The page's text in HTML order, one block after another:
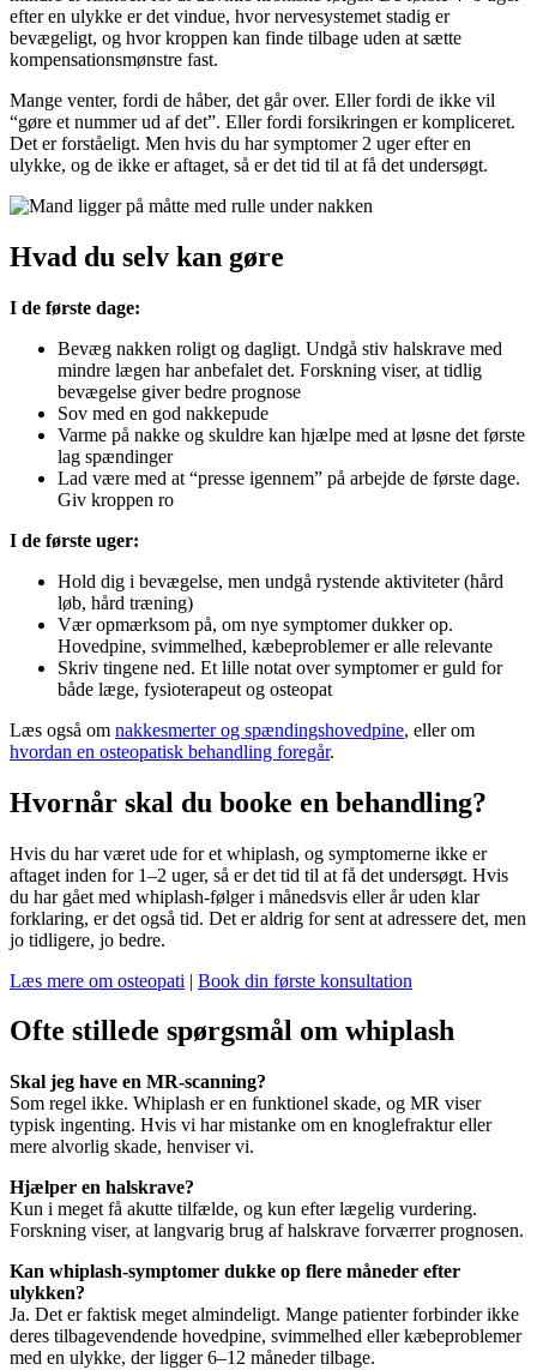
efter en ulykke er det vindue, hvor nervesystemet stadig er
bevægeligt, og hvor kroppen kan finde tilbage uden at sætte
kompensationsmønstre fast.
Mange venter, fordi de håber, det går over. Eller fordi de ikke vil
“gøre et nummer ud af det”. Eller fordi forsikringen er kompliceret.
Det er forståeligt. Men hvis du har symptomer 2 uger efter en
ulykke, og de ikke er aftaget, så er det tid til at få det undersøgt.
Hvad du selv kan gøre
I de første dage:
Bevæg nakken roligt og dagligt. Undgå stiv halskrave med
mindre lægen har anbefalet det. Forskning viser, at tidlig
bevægelse giver bedre prognose
Sov med en god nakkepude
Varme på nakke og skuldre kan hjælpe med at løsne det første
lag spændinger
Lad være med at “presse igennem” på arbejde de første dage.
Giv kroppen ro
I de første uger:
Hold dig i bevægelse, men undgå rystende aktiviteter (hård
løb, hård træning)
Vær opmærksom på, om nye symptomer dukker op.
Hovedpine, svimmelhed, kæbeproblemer er alle relevante
Skriv tingene ned. Et lille notat over symptomer er guld for
både læge, fysioterapeut og osteopat
Læs også om nakkesmerter og spændingshovedpine, eller om
hvordan en osteopatisk behandling foregår.
Hvornår skal du booke en behandling?
Hvis du har været ude for et whiplash, og symptomerne ikke er
aftaget inden for 1–2 uger, så er det tid til at få det undersøgt. Hvis
du har gået med whiplash-følger i månedsvis eller år uden klar
forklaring, er det også tid. Det er aldrig for sent at adressere det, men
jo tidligere, jo bedre.
Læs mere om osteopati | Book din første konsultation
Ofte stillede spørgsmål om whiplash
Skal jeg have en MR-scanning?
Som regel ikke. Whiplash er en funktionel skade, og MR viser
typisk ingenting. Hvis vi har mistanke om en knoglefraktur eller
mere alvorlig skade, henviser vi.
Hjælper en halskrave?
Kun i meget få akutte tilfælde, og kun efter lægelig vurdering.
Forskning viser, at langvarig brug af halskrave forværrer prognosen.
Kan whiplash-symptomer dukke op flere måneder efter
ulykken?
Ja. Det er faktisk meget almindeligt. Mange patienter forbinder ikke
deres tilbagevendende hovedpine, svimmelhed eller kæbeproblemer
med en ulykke, der ligger 6–12 måneder tilbage.